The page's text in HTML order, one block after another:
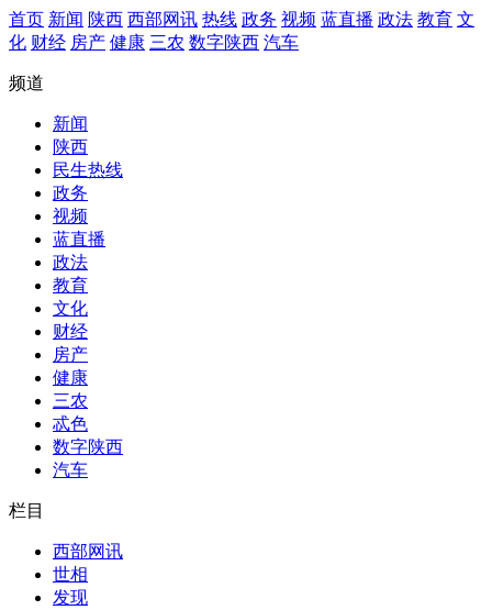
首页 新闻 陕西 西部网讯 热线 政务 视频 蓝直播 政法 教育 文
化 财经 房产 健康 三农 数字陕西 汽车
频道
新闻
陕西
民生热线
政务
视频
蓝直播
政法
教育
文化
财经
房产
健康
三农
忒色
数字陕西
汽车
栏目
西部网讯
世相
发现